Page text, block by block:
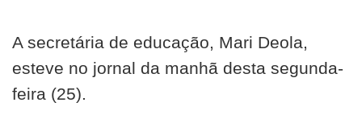
A secretária de educação, Mari Deola,
esteve no jornal da manhã desta segunda-
feira (25).